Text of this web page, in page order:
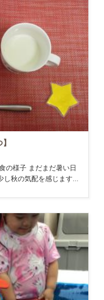
の様子 まだまだ暑い日
秋の気配を感じます...